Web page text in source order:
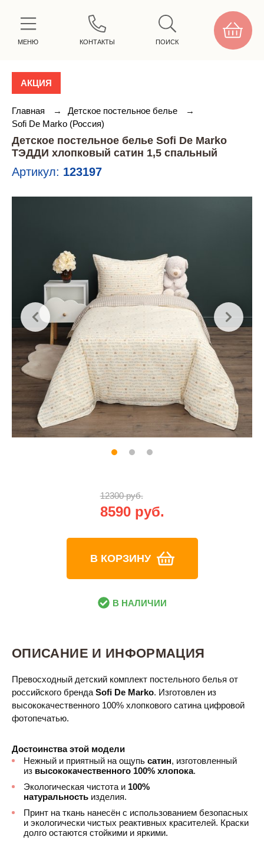
МЕНЮ КОНТАКТЫ ПОИСК
АКЦИЯ
Главная → Детское постельное белье
→
Sofi De Marko (Россия)
Детское постельное белье Sofi De Marko
ТЭДДИ хлопковый сатин 1,5 спальный
Артикул: 123197
12300 руб.
8590 руб.
В КОРЗИНУ
В НАЛИЧИИ
ОПИСАНИЕ И ИНФОРМАЦИЯ
Превосходный детский комплект постельного белья от
российского бренда Sofi De Marko. Изготовлен из
высококачественного 100% хлопкового сатина цифровой
фотопечатью.
Достоинства этой модели
Нежный и приятный на ощупь сатин, изготовленный
из высококачественного 100% хлопока.
Экологическая чистота и 100%
натуральность изделия.
Принт на ткань нанесён с использованием безопасных
и экологически чистых реактивных красителей. Краски
долго остаются стойкими и яркими.